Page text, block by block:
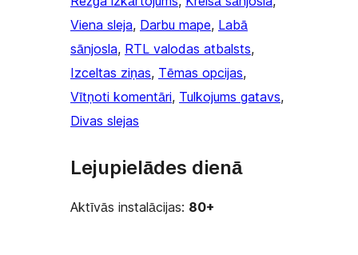
Viena sleja, Darbu mape, Labā
sānjosla, RTL valodas atbalsts
Izceltas ziņas, Tēmas opcijas
Vītņoti komentāri, Tulkojums gatavs
Divas slejas
Lejupielādes dienā
Aktīvās instalācijas: 80+